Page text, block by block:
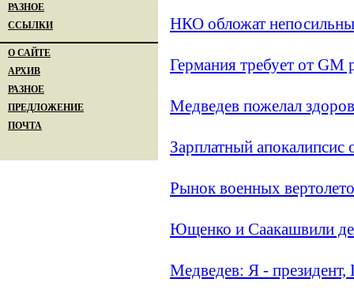
РАЗНОЕ
ССЫЛКИ
О САЙТЕ
АРХИВ
РАЗНОЕ
ПРЕДЛОЖЕНИЕ
ПОЧТА
НКО обложат
Германия требует от
Медведев пожелал
Зарплатный апокалипсис
Рынок военных
Ющенко и Саакашвили
Медведев: Я - президент,